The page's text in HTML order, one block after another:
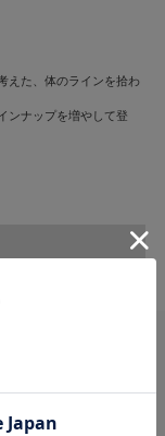
えた、体のラインを拾わ
ンナップを増やして登
VERY STORE